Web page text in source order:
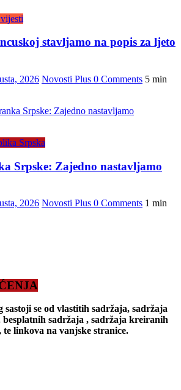
stavljamo na popis za ljeto
2026 Novosti Plus 0 Comments 5 min
Srpska
Srpske: Zajedno nastavljamo
2026 Novosti Plus 0 Comments 1 min
sastoji se od vlastitih sadržaja, sadržaja
besplatnih sadržaja , sadržaja kreiranih
te linkova na vanjske stranice.